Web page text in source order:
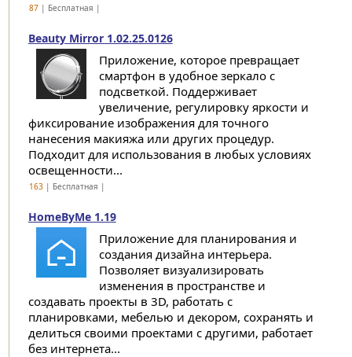
87| Бесплатная |
Beauty Mirror 1.02.25.0126
Приложение, которое превращает
смартфон в удобное зеркало с
подсветкой. Поддерживает
увеличение, регулировку яркости и
фиксирование изображения для точного
нанесения макияжа или других процедур.
Подходит для использования в любых условиях
освещенности...
163| Бесплатная |
HomeByMe 1.19
Приложение для планирования и
создания дизайна интерьера.
Позволяет визуализировать
изменения в пространстве и
создавать проекты в 3D, работать с
планировками, мебелью и декором, сохранять и
делиться своими проектами с другими, работает
без интернета...